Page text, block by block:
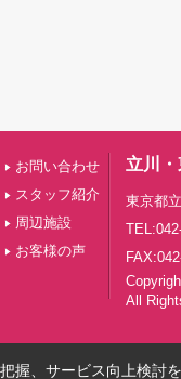
お問い合わせ
スタッフ紹介
周辺施設
お客様の声
立川
東京都
All
握、サービス向上検討